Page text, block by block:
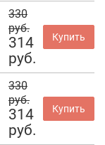
330
руб.
314
руб.
Купить
330
руб.
314
руб.
Купить